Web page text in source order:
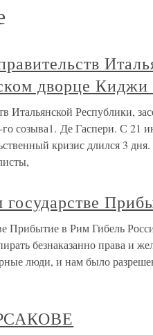
дворце Киджи
Итальянской Республики,
созыва1. Де Гаспери. С 21
кризис длился 3
Прибытие в Рим Гибель
безнаказанно права и
люди, и нам было